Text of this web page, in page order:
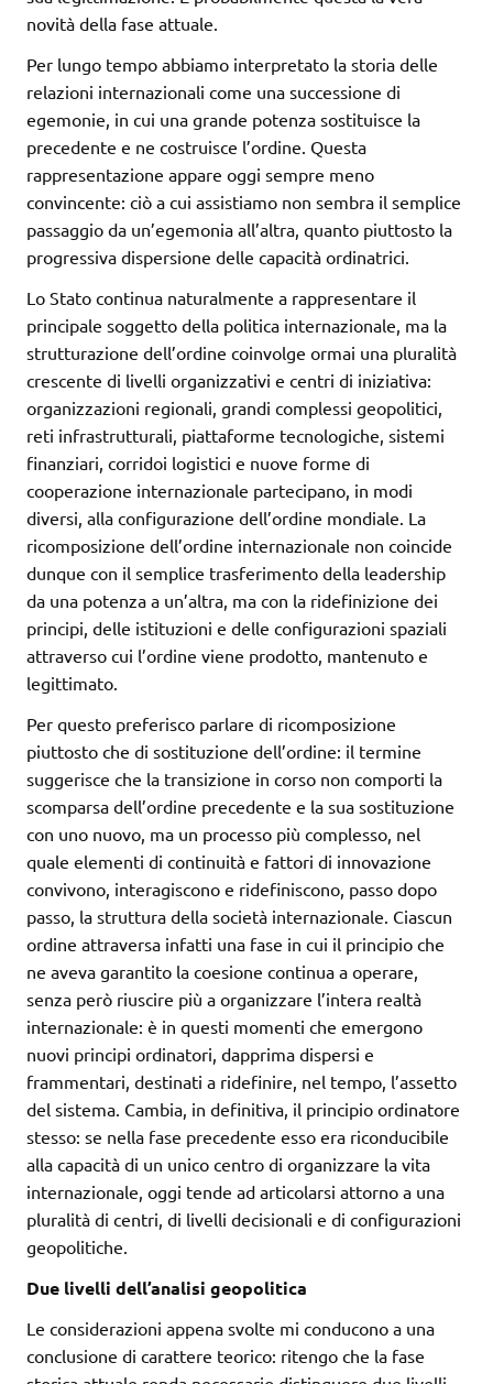
novità della fase attuale.
Per lungo tempo abbiamo interpretato la storia delle
relazioni internazionali come una successione di
egemonie, in cui una grande potenza sostituisce la
precedente e ne costruisce l’ordine. Questa
rappresentazione appare oggi sempre meno
convincente: ciò a cui assistiamo non sembra il semplice
passaggio da un’egemonia all’altra, quanto piuttosto la
progressiva dispersione delle capacità ordinatrici.
Lo Stato continua naturalmente a rappresentare il
principale soggetto della politica internazionale, ma la
strutturazione dell’ordine coinvolge ormai una pluralità
crescente di livelli organizzativi e centri di iniziativa:
organizzazioni regionali, grandi complessi geopolitici,
reti infrastrutturali, piattaforme tecnologiche, sistemi
finanziari, corridoi logistici e nuove forme di
cooperazione internazionale partecipano, in modi
diversi, alla configurazione dell’ordine mondiale. La
ricomposizione dell’ordine internazionale non coincide
dunque con il semplice trasferimento della leadership
da una potenza a un’altra, ma con la ridefinizione dei
principi, delle istituzioni e delle configurazioni spaziali
attraverso cui l’ordine viene prodotto, mantenuto e
legittimato.
Per questo preferisco parlare di ricomposizione
piuttosto che di sostituzione dell’ordine: il termine
suggerisce che la transizione in corso non comporti la
scomparsa dell’ordine precedente e la sua sostituzione
con uno nuovo, ma un processo più complesso, nel
quale elementi di continuità e fattori di innovazione
convivono, interagiscono e ridefiniscono, passo dopo
passo, la struttura della società internazionale. Ciascun
ordine attraversa infatti una fase in cui il principio che
ne aveva garantito la coesione continua a operare,
senza però riuscire più a organizzare l’intera realtà
internazionale: è in questi momenti che emergono
nuovi principi ordinatori, dapprima dispersi e
frammentari, destinati a ridefinire, nel tempo, l’assetto
del sistema. Cambia, in definitiva, il principio ordinatore
stesso: se nella fase precedente esso era riconducibile
alla capacità di un unico centro di organizzare la vita
internazionale, oggi tende ad articolarsi attorno a una
pluralità di centri, di livelli decisionali e di configurazioni
geopolitiche.
Due livelli dell’analisi geopolitica
Le considerazioni appena svolte mi conducono a una
conclusione di carattere teorico: ritengo che la fase